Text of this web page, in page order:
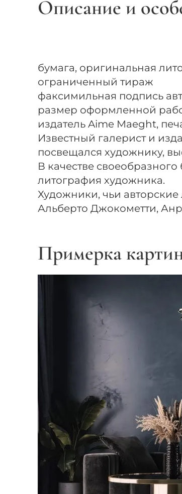
Описание и
бумага, оригинальная
ограниченный тираж
факсимильная подпись
размер оформленной
издатель Aime Maeght,
Известный галерист и
посвещался художнику,
В качестве
литография художника.
Художники, чьи
Альберто Джокометти,
Примерка